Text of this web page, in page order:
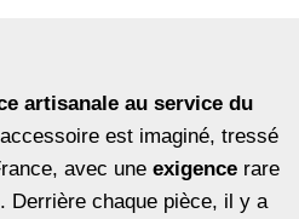
artisanale au service du
est imaginé, tressé
avec une exigence rare
Derrière chaque pièce, il y a